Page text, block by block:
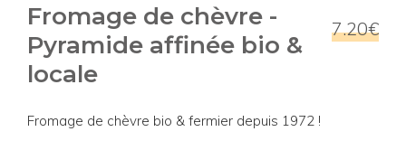
7.20€
Fromage de chèvre -
Pyramide affinée bio &
locale
Fromage de chèvre bio & fermier depuis 1972 !